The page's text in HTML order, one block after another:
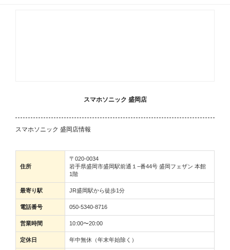
スマホソニック 盛岡店
スマホソニック 盛岡店情報
住所
〒020-0034
岩手県盛岡市盛岡駅前通１−番44号 盛岡フェザン 本館
1階
最寄り駅 JR盛岡駅から徒歩1分
電話番号 050-5340-8716
営業時間 10:00〜20:00
定休日 年中無休（年末年始除く）